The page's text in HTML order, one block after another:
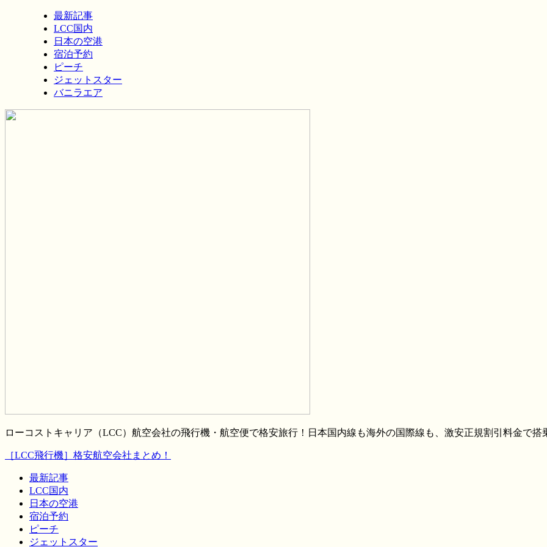
最新記事
LCC国内
日本の空港
宿泊予約
ピーチ
ジェットスター
バニラエア
ローコストキャリア（LCC）航空会社の飛行機・航空便で格安旅行！日本国内線も海外の国際線も、激安正規割引料金で搭
［LCC飛行機］格安航空会社まとめ！
最新記事
LCC国内
日本の空港
宿泊予約
ピーチ
ジェットスター